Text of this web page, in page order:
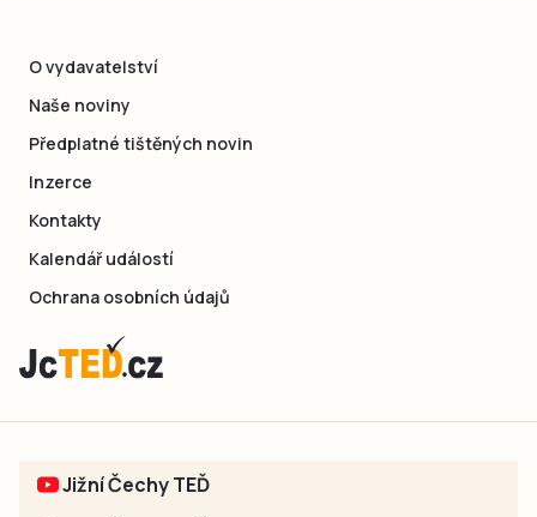
O vydavatelství
Naše noviny
Předplatné tištěných novin
Inzerce
Kontakty
Kalendář událostí
Ochrana osobních údajů
Jižní Čechy TEĎ